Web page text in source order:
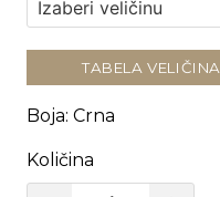
TABELA VELIČINA
Boja: Crna
Količina